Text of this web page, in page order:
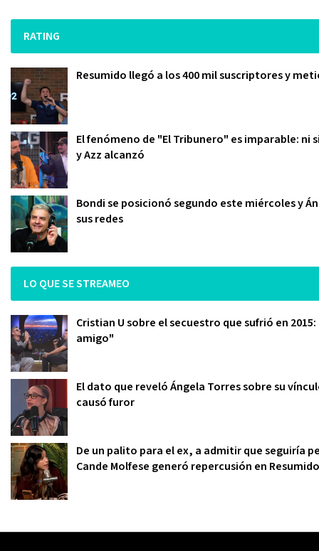
RATING
Resumido llegó a los 400 mil suscriptores y
El fenómeno de "El Tribunero" es imparable: ni
y Azz alcanzó
Bondi se posicionó segundo este miércoles y
sus redes
LO QUE SE STREAMEO
Cristian U sobre el secuestro que sufrió en
amigo"
El dato que reveló Ángela Torres sobre su
causó furor
De un palito para el ex, a admitir que seguiría
Cande Molfese generó repercusión en Resumido